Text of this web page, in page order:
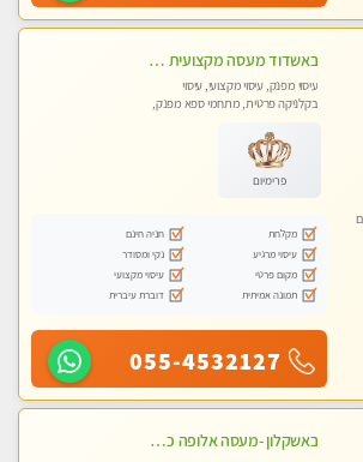
באשדוד מעסה מקצועית צעירה ואיכותית פרטי!!!
עיסוי מפנק, עיסוי מקצועי, עיסוי
בקלניקה פרטית, מתחמי ספא מפנק,
פרימיום
מקלחת
חניה חינם
עיסוי מרגיע
נקי ומסודר
מקום פרטי
עיסוי מקצועי
תמונה אמיתית
דוברת עיברית
055-4532127
באשקלון -מעסה אלופה כל סוגי העיסויים מעסה מקצועית ואיכותית פרטי!!